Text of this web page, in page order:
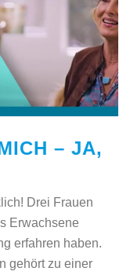
– JA,
Drei Frauen
Erwachsene
erfahren haben.
gehört zu einer